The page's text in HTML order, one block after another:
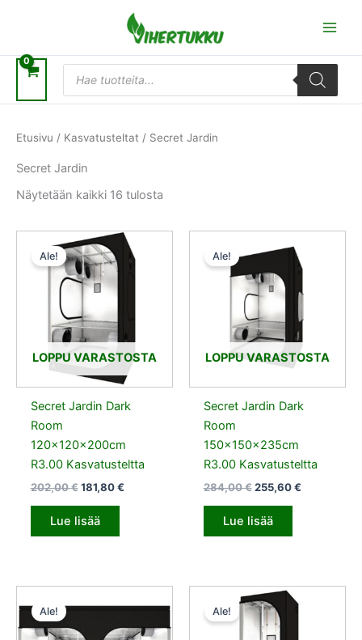
Products
search
Etusivu / Kasvatusteltat / Secret Jardin
Secret Jardin
Näytetään kaikki 16 tulosta
LOPPU VARASTOSTA
Ale!
Secret Jardin Dark
Room
120x120x200cm
R3.00 Kasvatusteltta
202,00€
Alkuperäinen
hinta
oli:
202,00 €.
181,80€
Nykyinen
hinta
on:
Lue lisää
LOPPU VARASTOSTA
Ale!
Secret Jardin Dark
Room
150x150x235cm
R3.00 Kasvatusteltta
284,00€
hinta
284,00 €.
255,60€
on:
Lue lisää
Ale!
hinta
465,00 €.
hinta
418,50 €.
Ale!
Alkuperäinen
hinta
oli:
91,00 €.
Nykyinen
hinta